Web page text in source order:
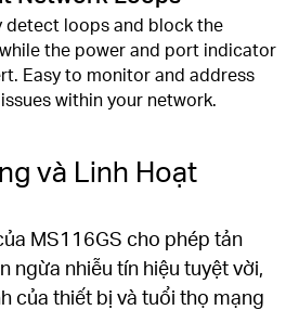
detect loops and block the
the power and port indicator
Easy to monitor and address
within your network.
và Linh Hoạt
MS116GS cho phép tản
ngừa nhiễu tín hiệu tuyệt vời,
của thiết bị và tuổi thọ mạng